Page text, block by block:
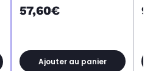
57,60€
Ajouter au panier